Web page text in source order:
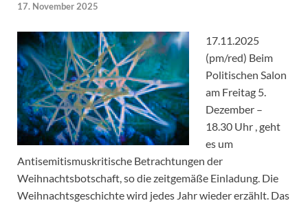
17. November 2025
17.11.2025
(pm/red) Beim
Politischen Salon
am Freitag 5.
Dezember –
18.30 Uhr , geht
es um
Antisemitismuskritische Betrachtungen der
Weihnachtsbotschaft, so die zeitgemäße Einladung. Die
Weihnachtsgeschichte wird jedes Jahr wieder erzählt. Das